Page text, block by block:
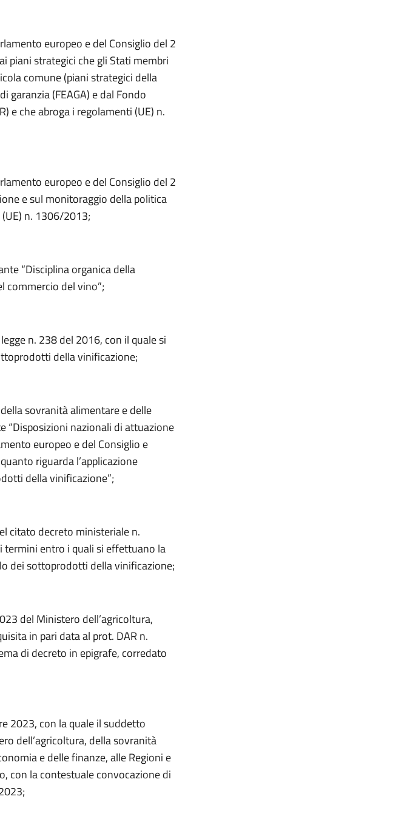
europeo e del Consiglio del 2
piani strategici che gli Stati membri
comune (piani strategici della
garanzia (FEAGA) e dal Fondo
e che abroga i regolamenti (UE) n.
europeo e del Consiglio del 2
e sul monitoraggio della politica
n. 1306/2013;
“Disciplina organica della
commercio del vino”;
n. 238 del 2016, con il quale si
della vinificazione;
sovranità alimentare e delle
“Disposizioni nazionali di attuazione
europeo e del Consiglio e
riguarda l’applicazione
della vinificazione”;
citato decreto ministeriale n.
termini entro i quali si effettuano la
dei sottoprodotti della vinificazione;
del Ministero dell’agricoltura,
in pari data al prot. DAR n.
di decreto in epigrafe, corredato
2023, con la quale il suddetto
dell’agricoltura, della sovranità
e delle finanze, alle Regioni e
con la contestuale convocazione di